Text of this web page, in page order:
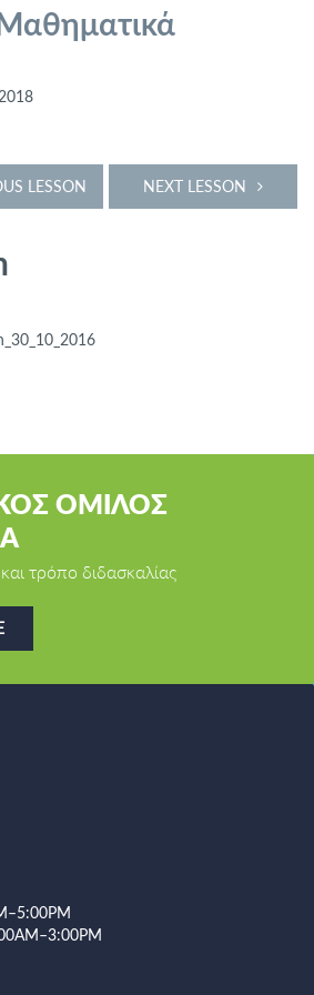
NEXT LESSON
LESSON
ΟΜΙΛΟΣ
τρόπο διδασκαλίας